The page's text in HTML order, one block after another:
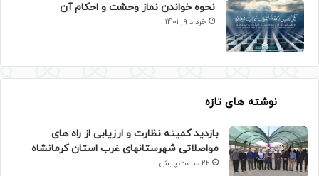
نحوه خواندن نماز وحشت و احکام آن
خرداد 9, 1401
نوشته های تازه
بازدید کمیته نظارت و ارزیابی از راه های
مواصلاتی شهرستانهای غرب استان کرمانشاه
22 ساعت پیش